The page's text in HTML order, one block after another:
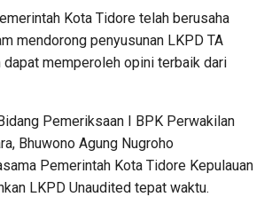
Kota Tidore telah berusaha
mendorong penyusunan LKPD TA
memperoleh opini terbaik dari
Pemeriksaan I BPK Perwakilan
Bhuwono Agung Nugroho
Pemerintah Kota Tidore Kepulauan
LKPD Unaudited tepat waktu.